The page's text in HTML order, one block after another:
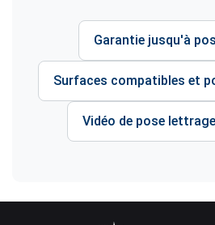
Garantie jusqu'à
Surfaces compatibles et
Vidéo de pose